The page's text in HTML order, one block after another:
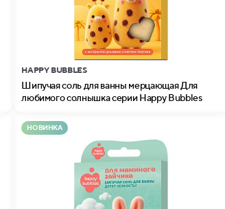
HAPPY BUBBLES
Шипучая соль для ванны мерцающая Для
любимого солнышка серии Happy Bubbles
НОВИНКА